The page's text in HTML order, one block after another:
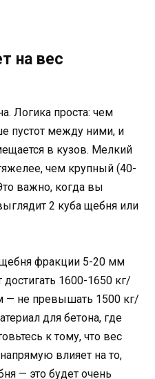
на вес
Логика проста: чем
пустот между ними, и
в кузов. Мелкий
чем крупный (40-
важно, когда вы
2 куба щебня или
щебня фракции 5-20 мм
1600-1650 кг/
— не превышать 1500 кг/
для бетона, где
к тому, что вес
влияет на то,
— это будет очень